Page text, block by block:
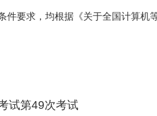
要求，均根据《关于全国计算机
试第49次考试